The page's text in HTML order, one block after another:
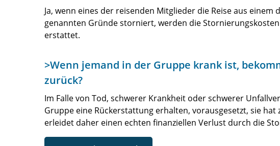
Ja, wenn eines der reisenden Mitglieder die Reise aus
genannten Gründe storniert, werden die
erstattet.
>Wenn jemand in der Gruppe krank ist,
zurück?
Im Falle von Tod, schwerer Krankheit oder schwerer
Gruppe eine Rückerstattung erhalten, vorausgesetzt, sie
erleidet daher einen echten finanziellen Verlust durch die